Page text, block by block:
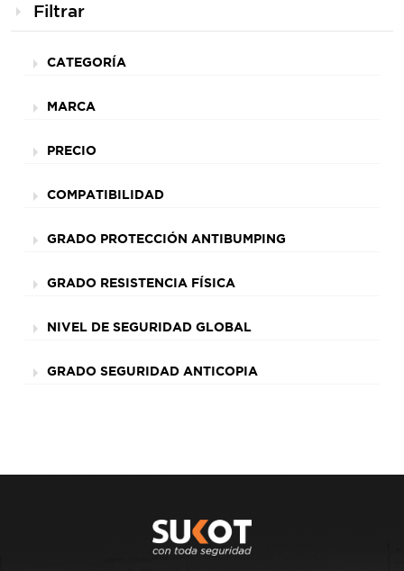
Filtrar
CATEGORÍA
MARCA
PRECIO
COMPATIBILIDAD
GRADO PROTECCIÓN ANTIBUMPING
GRADO RESISTENCIA FÍSICA
NIVEL DE SEGURIDAD GLOBAL
GRADO SEGURIDAD ANTICOPIA